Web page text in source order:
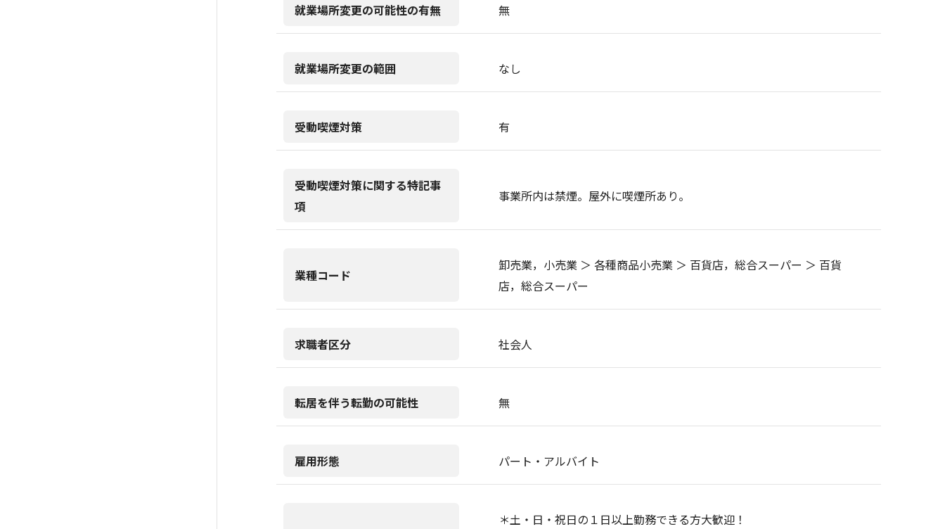
就業場所変更の可能性の有無 無
就業場所変更の範囲 なし
受動喫煙対策 有
受動喫煙対策に関する特記事
項
事業所内は禁煙。屋外に喫煙所あり。
業種コード
卸売業，小売業 ＞ 各種商品小売業 ＞ 百貨店，総合スーパー ＞ 百貨
店，総合スーパー
求職者区分 社会人
転居を伴う転勤の可能性 無
雇用形態 パート・アルバイト
＊土・日・祝日の１日以上勤務できる方大歓迎！